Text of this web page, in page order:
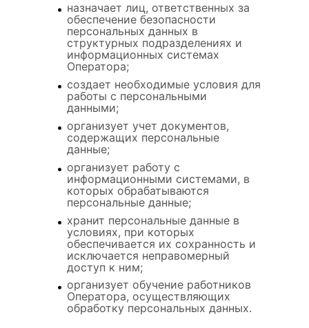
назначает лиц, ответственных за
обеспечение безопасности
персональных данных в
структурных подразделениях и
информационных системах
Оператора;
создает необходимые условия для
работы с персональными
данными;
организует учет документов,
содержащих персональные
данные;
организует работу с
информационными системами, в
которых обрабатываются
персональные данные;
хранит персональные данные в
условиях, при которых
обеспечивается их сохранность и
исключается неправомерный
доступ к ним;
организует обучение работников
Оператора, осуществляющих
обработку персональных данных.